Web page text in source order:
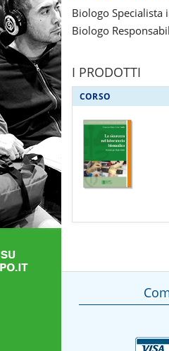
Biologo Specialista
Biologo
I PRODOTTI
CORSO